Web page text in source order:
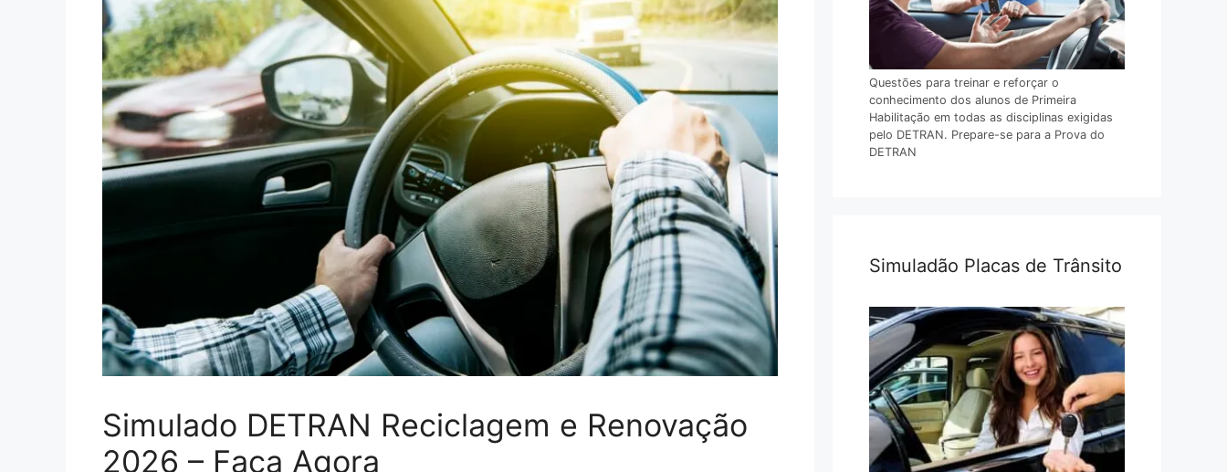
Simulado DETRAN Reciclagem e Renovação
2026 – Faça Agora
Questões para treinar e reforçar o
conhecimento dos alunos de Primeira
Habilitação em todas as disciplinas exigidas
pelo DETRAN. Prepare-se para a Prova do
DETRAN
Simuladão Placas de Trânsito